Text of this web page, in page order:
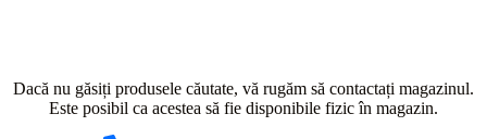
Dacă nu găsiți produsele căutate, vă rugăm să contactați magazinul.
Este posibil ca acestea să fie disponibile fizic în magazin.